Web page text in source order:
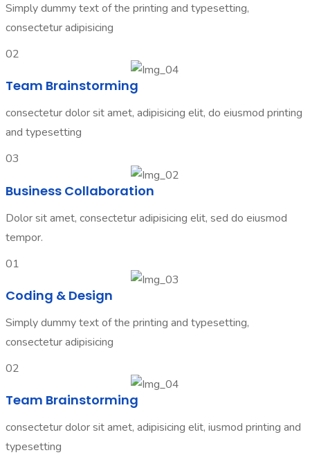
Simply dummy text of the printing and typesetting,
consectetur adipisicing
02
Team Brainstorming
consectetur dolor sit amet, adipisicing elit, do eiusmod printing
and typesetting
03
Business Collaboration
Dolor sit amet, consectetur adipisicing elit, sed do eiusmod
tempor.
01
Coding & Design
Simply dummy text of the printing and typesetting,
consectetur adipisicing
02
Team Brainstorming
consectetur dolor sit amet, adipisicing elit, iusmod printing and
typesetting